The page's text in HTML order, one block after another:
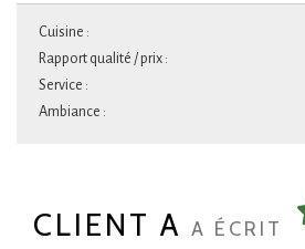
Cuisine :
Rapport qualité / prix :
Service :
Ambiance :
CLIENT A A ÉCRIT